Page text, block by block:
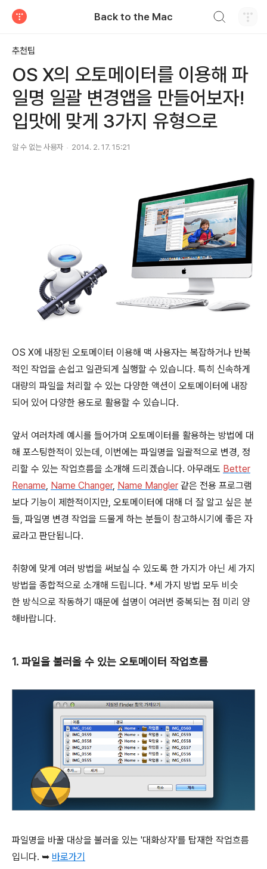
Back to the Mac
추천팁
OS X의 오토메이터를 이용해 파
일명 일괄 변경앱을 만들어보자!
입맛에 맞게 3가지 유형으로
알 수 없는 사용자 2014. 2. 17. 15:21
OS X에 내장된 오토메이터 이용해 맥 사용자는 복잡하거나 반복
적인 작업을 손쉽고 일관되게 실행할 수 있습니다. 특히 신속하게
대량의 파일을 처리할 수 있는 다양한 액션이 오토메이터에 내장
되어 있어 다양한 용도로 활용할 수 있습니다.
앞서 여러차례 예시를 들어가며 오토메이터를 활용하는 방법에 대
해 포스팅한적이 있는데, 이번에는 파일명을 일괄적으로 변경, 정
리할 수 있는 작업흐름을 소개해 드리겠습니다. 아무래도 Better
Rename, Name Changer, Name Mangler 같은 전용 프로그램
보다 기능이 제한적이지만, 오토메이터에 대해 더 잘 알고 싶은 분
들, 파일명 변경 작업을 드물게 하는 분들이 참고하시기에 좋은 자
료라고 판단됩니다.
취향에 맞게 여러 방법을 써보실 수 있도록 한 가지가 아닌 세 가지
방법을 종합적으로 소개해 드립니다. *세 가지 방법 모두 비슷
한 방식으로 작동하기 때문에 설명이 여러번 중복되는 점 미리 양
해바랍니다.
1. 파일을 불러올 수 있는 오토메이터 작업흐름
파일명을 바꿀 대상을 불러올 있는 '대화상자'를 탑재한 작업흐름
입니다. ➥ 바로가기